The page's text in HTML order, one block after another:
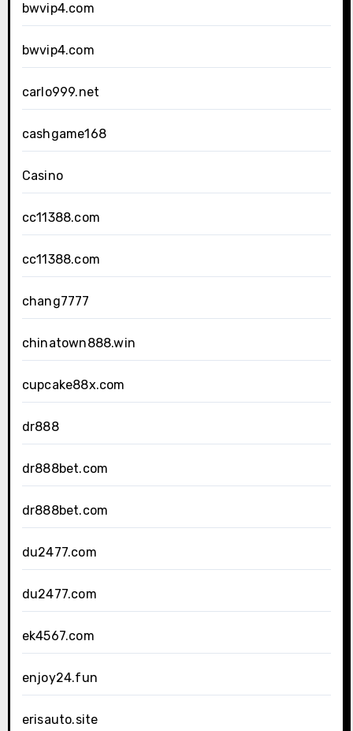
bwvip4.com
bwvip4.com
carlo999.net
cashgame168
Casino
cc11388.com
cc11388.com
chang7777
chinatown888.win
cupcake88x.com
dr888
dr888bet.com
dr888bet.com
du2477.com
du2477.com
ek4567.com
enjoy24.fun
erisauto.site